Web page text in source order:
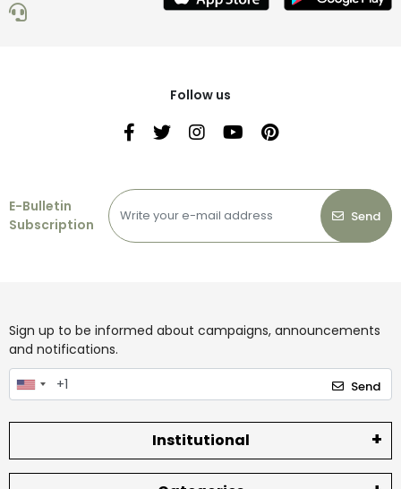
Follow us
E-Bulletin
Subscription
Send
Sign up to be informed about campaigns, announcements
and notifications.
Send
Institutional